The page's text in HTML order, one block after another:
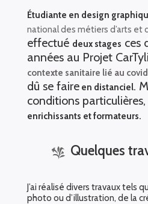
Étudiante en design
national des métiers d’arts et
effectué deux stages ces
années au Projet
contexte sanitaire lié au covid
dû se faireen distanciel.
conditions particulières,
enrichissants et formateurs.
Quelques
J’ai réalisé divers travaux tels
photo ou d’illustration, de la